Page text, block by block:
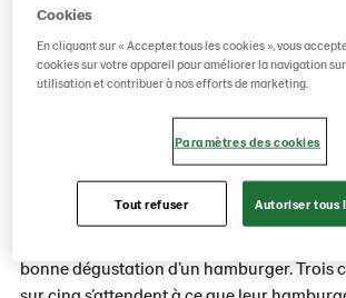
Ces dernières années, ce snack à grignoter
transformé en une véritable tendance
Une enquête récente montre que 84% des
bonne dégustation d’un hamburger. Trois
Cookies
En cliquant sur « Accepter tous les cookies », vous
cookies sur votre appareil pour améliorer la navigation
utilisation et contribuer à nos efforts de marketing.
Paramètres des cookies
Tout refuser Autoriser tous